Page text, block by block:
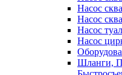
Насос
Насос
Насос
Насос
Шланги,